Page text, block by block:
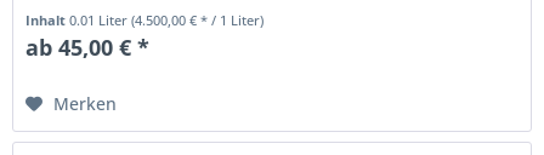
Inhalt0.01 Liter(4.500,00 € * / 1 Liter)
ab 45,00 € *
Merken